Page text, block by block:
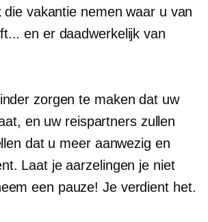
die vakantie nemen waar u van
en er daadwerkelijk van
zorgen te maken dat uw
en uw reispartners zullen
dat u meer aanwezig en
Laat je aarzelingen je niet
een ​​pauze! Je verdient het.